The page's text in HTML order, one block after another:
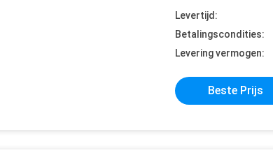
Levertijd:
Betalingscondities:
Levering vermogen:
Beste Prijs